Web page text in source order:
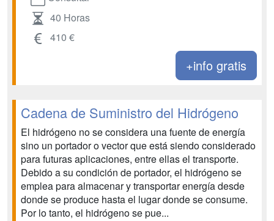
40 Horas
410 €
+info gratis
Cadena de Suministro del Hidrógeno
El hidrógeno no se considera una fuente de energía
sino un portador o vector que está siendo considerado
para futuras aplicaciones, entre ellas el transporte.
Debido a su condición de portador, el hidrógeno se
emplea para almacenar y transportar energía desde
donde se produce hasta el lugar donde se consume.
Por lo tanto, el hidrógeno se pue...